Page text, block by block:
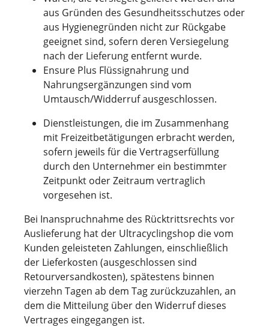
aus Gründen des Gesundheitsschutzes oder
aus Hygienegründen nicht zur Rückgabe
geeignet sind, sofern deren Versiegelung
nach der Lieferung entfernt wurde.
Ensure Plus Flüssignahrung und
Nahrungsergänzungen sind vom
Umtausch/Widderruf ausgeschlossen.
Dienstleistungen, die im Zusammenhang
mit Freizeitbetätigungen erbracht werden,
sofern jeweils für die Vertragserfüllung
durch den Unternehmer ein bestimmter
Zeitpunkt oder Zeitraum vertraglich
vorgesehen ist.
Bei Inanspruchnahme des Rücktrittsrechts vor
Auslieferung hat der Ultracyclingshop die vom
Kunden geleisteten Zahlungen, einschließlich
der Lieferkosten (ausgeschlossen sind
Retourversandkosten), spätestens binnen
vierzehn Tagen ab dem Tag zurückzuzahlen, an
dem die Mitteilung über den Widerruf dieses
Vertrages eingegangen ist.